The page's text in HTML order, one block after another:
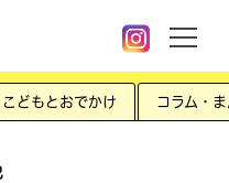
こどもとおでかけ コラム・